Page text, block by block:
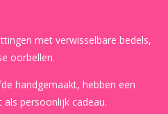
met verwisselbare bedels,
oorbellen.
handgemaakt, hebben een
persoonlijk cadeau.